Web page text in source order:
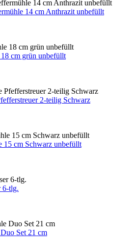
14 cm Anthrazit unbefüllt
cm grün unbefüllt
2-teilig Schwarz
15 cm Schwarz unbefüllt
6-tlg.
Set 21 cm